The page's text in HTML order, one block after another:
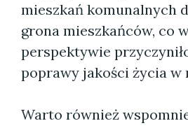
mieszkań komunalnych
grona mieszkańców, co
perspektywie
poprawy jakości życia w
Warto również